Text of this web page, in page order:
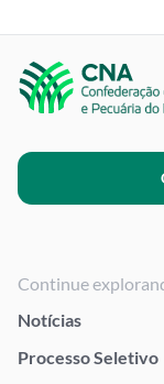
Continue
Notícias
Processo Seletivo